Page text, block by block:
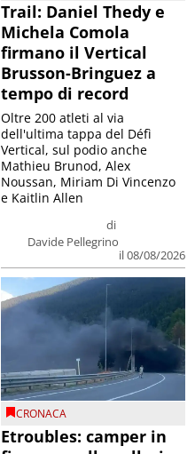
Trail: Daniel Thedy e
Michela Comola
firmano il Vertical
Brusson-Bringuez a
tempo di record
di
Davide Pellegrino
il 08/08/2026
Oltre 200 atleti al via
dell'ultima tappa del Défì
Vertical, sul podio anche
Mathieu Brunod, Alex
Noussan, Miriam Di Vincenzo
e Kaitlin Allen
CRONACA
Etroubles: camper in